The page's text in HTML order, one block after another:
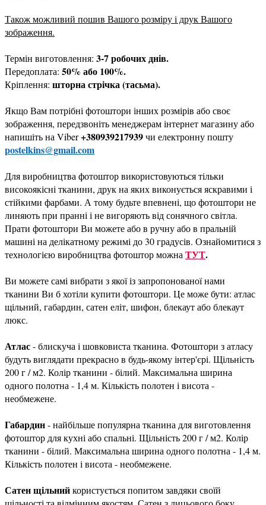
Також можливий пошив Вашого розміру і друк Вашого
зображення.
Термін виготовлення: 3-7 робочих днів.
Передоплата: 50% або 100%.
Кріплення: шторна стрічка (тасьма).
Якщо Вам потрібні фотоштори інших розмірів або своє
зображення, передзвоніть менеджерам інтернет магазину або
напишіть на Viber+380939217939чи електронну пошту
postelkins@gmail.com
Для виробництва фотоштор використовуються тільки
високоякісні тканини, друк на яких виконується яскравими і
стійкими фарбами. А тому будьте впевнені, що фотоштори не
линяють при пранні і не вигоряють від сонячного світла.
Прати фотоштори Ви можете або в ручну або в пральній
машині на делікатному режимі до 30 градусів. Ознайомитися з
технологією виробництва фотоштор можна ТУТ.
Ви можете самі вибрати з якої із запропонованої нами
тканини Ви б хотіли купити фотоштори. Це може бути: атлас
щільний, габардин, сатен еліт, шифон, блекаут або блекаут
люкс.
Атлас- блискуча і шовковиста тканина. Фотоштори з атласу
будуть виглядати прекрасно в будь-якому інтер'єрі. Щільність
200 г / м2. Колір тканини - білий. Максимальна ширина
одного полотна - 1,4 м. Кількість полотен і висота -
необмежене.
Габардин- найбільше популярна тканина для виготовлення
фотоштор для кухні або спальні. Щільність 200 г / м2. Колір
тканини - білий. Максимальна ширина одного полотна - 1,4 м.
Кількість полотен і висота - необмежене.
Сатен щільнийкористується попитом завдяки своїй